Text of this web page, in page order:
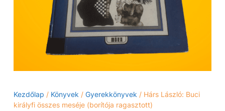
Kezdőlap / Könyvek / Gyerekkönyvek / Hárs László: Buci
királyfi összes meséje (borítója ragasztott)